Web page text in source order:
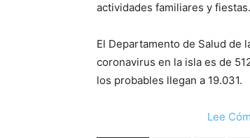
actividades familiares y fiestas.
El Departamento de Salud de
coronavirus en la isla es de
los probables llegan a 19.031.
Lee